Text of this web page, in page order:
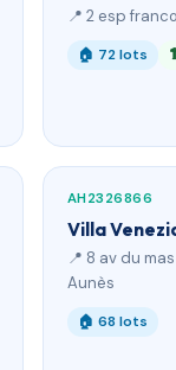
📍 2 esp
🏠 72 lots
AH2326866
Villa
📍 8 av du
Aunès
🏠 68 lots